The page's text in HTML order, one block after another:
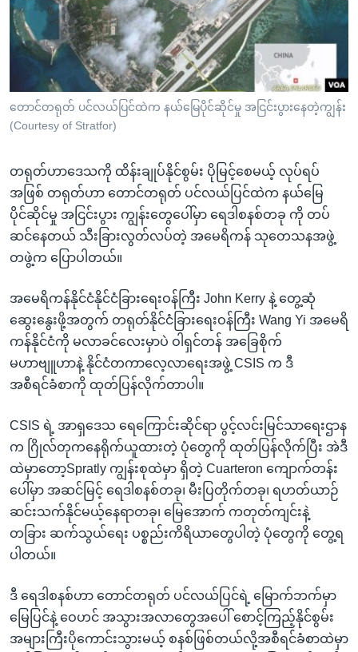
ညွန်း
စာမျက်နှာ
ကြည့်
ရန်
ရန်
နေရာ
သို့
ကျော်
ရန်
သုတပဒေသာ အင်္ဂလိပ်စာ
Learning English
ဗွီအိုအေ လူမှုကွန်ယက်များ
တောင်တရုတ် ပင်လယ်ပြင်ထဲက နယ်မြေပိုင်ဆိုင်မှု အငြင်းပွားနေတဲ့ကျွန်း
(Courtesy of Stratfor)
တရုတ်ဟာဒေသကို ထိန်းချုပ်နိုင်စွမ်း ပိုမြင့်စေမယ့် လုပ်ရပ်
အဖြစ် တရုတ်ဟာ တောင်တရုတ် ပင်လယ်ပြင်ထဲက နယ်မြေ
ပိုင်ဆိုင်မှု အငြင်းပွား ကျွန်းတွေပေါ်မှာ ရေဒါစနစ်တခု ကို တပ်
ဆင်နေတယ် သီးခြားလွတ်လပ်တဲ့ အမေရိကန် သုတေသနအဖွဲ့
တဖွဲ့က ပြောပါတယ်။
အမေရိကန်နိုင်ငံနိုင်ငံခြားရေးဝန်ကြီး John Kerry နဲ့ တွေ့ဆုံ
ဆွေးနွေးဖို့အတွက် တရုတ်နိုင်ငံခြားရေးဝန်ကြီး Wang Yi အမေရိ
ကန်နိုင်ငံကို မလာခင်လေးမှာပဲ ဝါရှင်တန် အခြေစိုက်
မဟာဗျူဟာနဲ့ နိုင်ငံတကာလေ့လာရေးအဖွဲ့ CSIS က ဒီ
အစီရင်ခံစာကို ထုတ်ပြန်လိုက်တာပါ။
CSIS ရဲ့ အာရှဒေသ ရေကြောင်းဆိုင်ရာ ပွင့်လင်းမြင်သာရေးဌာန
က ဂြိုလ်တုကနေရိုက်ယူထားတဲ့ ပုံတွေကို ထုတ်ပြန်လိုက်ပြီး အဲဒီ
ထဲမှာတော့Spratly ကျွန်းစုထဲမှာ ရှိတဲ့ Cuarteron ကျောက်တန်း
ပေါ်မှာ အဆင်မြင့် ရေဒါစနစ်တခု၊ မီးပြတိုက်တခု၊ ရဟတ်ယာဉ်
ဆင်းသက်နိုင်မယ့်နေရာတခု၊ မြေအောက် ကတုတ်ကျင်းနဲ့
တခြား ဆက်သွယ်ရေး ပစ္စည်းကိရိယာတွေပါတဲ့ ပုံတွေကို တွေ့ရ
ပါတယ်။
ဒီ ရေဒါစနစ်ဟာ တောင်တရုတ် ပင်လယ်ပြင်ရဲ့ မြောက်ဘက်မှာ
မြေပြင်နဲ့ ဝေဟင် အသွားအလာတွေအပေါ် စောင့်ကြည့်နိုင်စွမ်း
အများကြီးပိုကောင်းသွားမယ့် စနစ်ဖြစ်တယ်လို့အစီရင်ခံစာထဲမှာ